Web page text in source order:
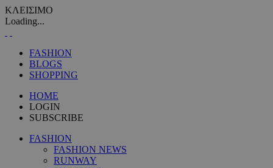
ΚΛΕΙΣΙΜΟ
Loading...
FASHION
BLOGS
SHOPPING
HOME
LOGIN
SUBSCRIBE
FASHION
FASHION NEWS
RUNWAY